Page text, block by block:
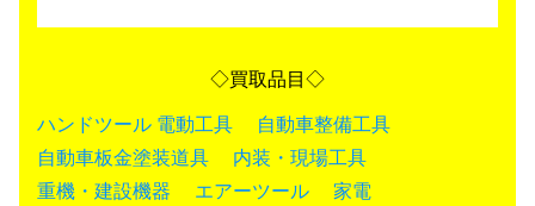
◇買取品目◇
ハンドツール 電動工具
自動車整備工具
自動車板金塗装道具
内装・現場工具
重機・建設機器
エアーツール
家電